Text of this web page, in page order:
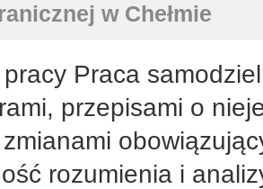
w Chełmie
Praca
przepisami o
zmianami
rozumienia i